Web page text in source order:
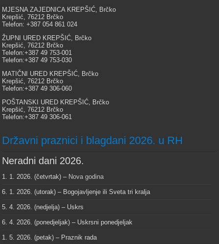
MJESNA ZAJEDNICA KREPŠIĆ, Brčko
Krepšić, 76212 Brčko
Telefon: +387 054 861 024
ŽUPNI URED KREPŠIĆ, Brčko
Krepšić, 76212 Brčko
Telefon:+387 49 753-001
Telefon:+387 49 753-030
MATIČNI URED KREPŠIĆ, Brčko
Krepšić, 76212 Brčko
Telefon:+387 49 306-060
POŠTANSKI URED KREPŠIĆ, Brčko
Krepšić, 76212 Brčko
Telefon:+387 49 306-061
Državni praznici i blagdani 2026. u RH
Neradni dani 2026.
1. 1. 2026. (četvrtak) – Nova godina
6. 1. 2026. (utorak) – Bogojavljenje ili Sveta tri kralja
5. 4. 2026. (nedjelja) – Uskrs
6. 4. 2026. (ponedjeljak) – Uskrsni ponedjeljak
1. 5. 2026. (petak) – Praznik rada